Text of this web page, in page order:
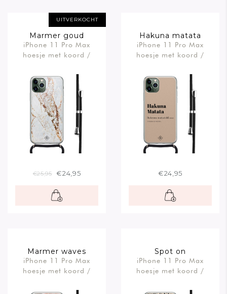
UITVERKOCHT
Marmer goud
iPhone 11 Pro Max
hoesje met koord /
€25,95 €24,95
Hakuna matata
iPhone 11 Pro Max
hoesje met koord /
€24,95
Marmer waves
iPhone 11 Pro Max
hoesje met koord /
Spot on
iPhone 11 Pro Max
hoesje met koord /